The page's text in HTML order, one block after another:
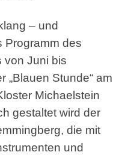
– und
Programm des
von Juni bis
„Blauen Stunde“ am
Michaelstein
gestaltet wird der
die mit
und